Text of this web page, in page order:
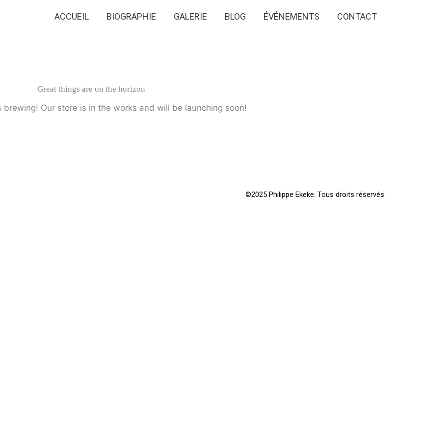
ACCUEIL BIOGRAPHIE GALERIE BLOG ÉVÉNEMENTS CONTACT
Great things are on the horizon
brewing! Our store is in the works and will be launching soon!
©2025 Philippe Ekeke. Tous droits réservés.